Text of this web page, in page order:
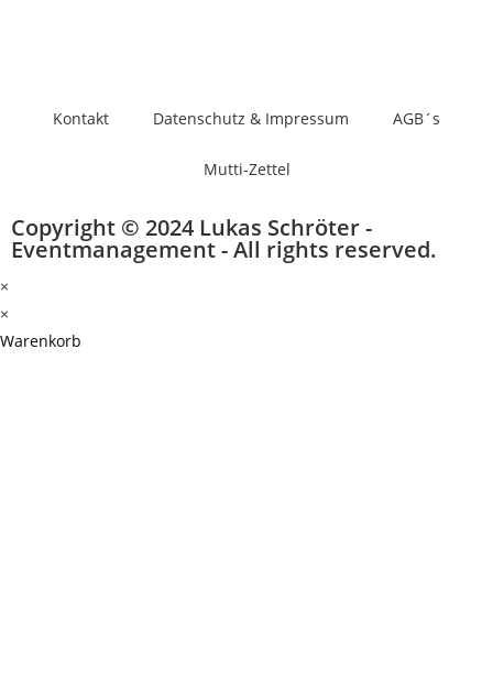
Kontakt Datenschutz & Impressum AGB´s
Mutti-Zettel
Copyright © 2024 Lukas Schröter -
Eventmanagement - All rights reserved.
×
×
Warenkorb